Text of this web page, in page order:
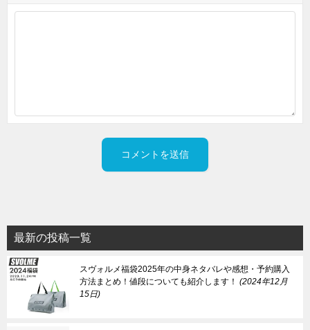
最新の投稿一覧
スヴォルメ福袋2025年の中身ネタバレや感想・予約購入
方法まとめ！値段についても紹介します！
2024年12月
15日